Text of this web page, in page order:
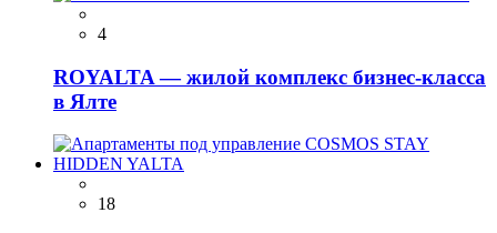
4
ROYALTA — жилой комплекс бизнес-класса
в Ялте
18